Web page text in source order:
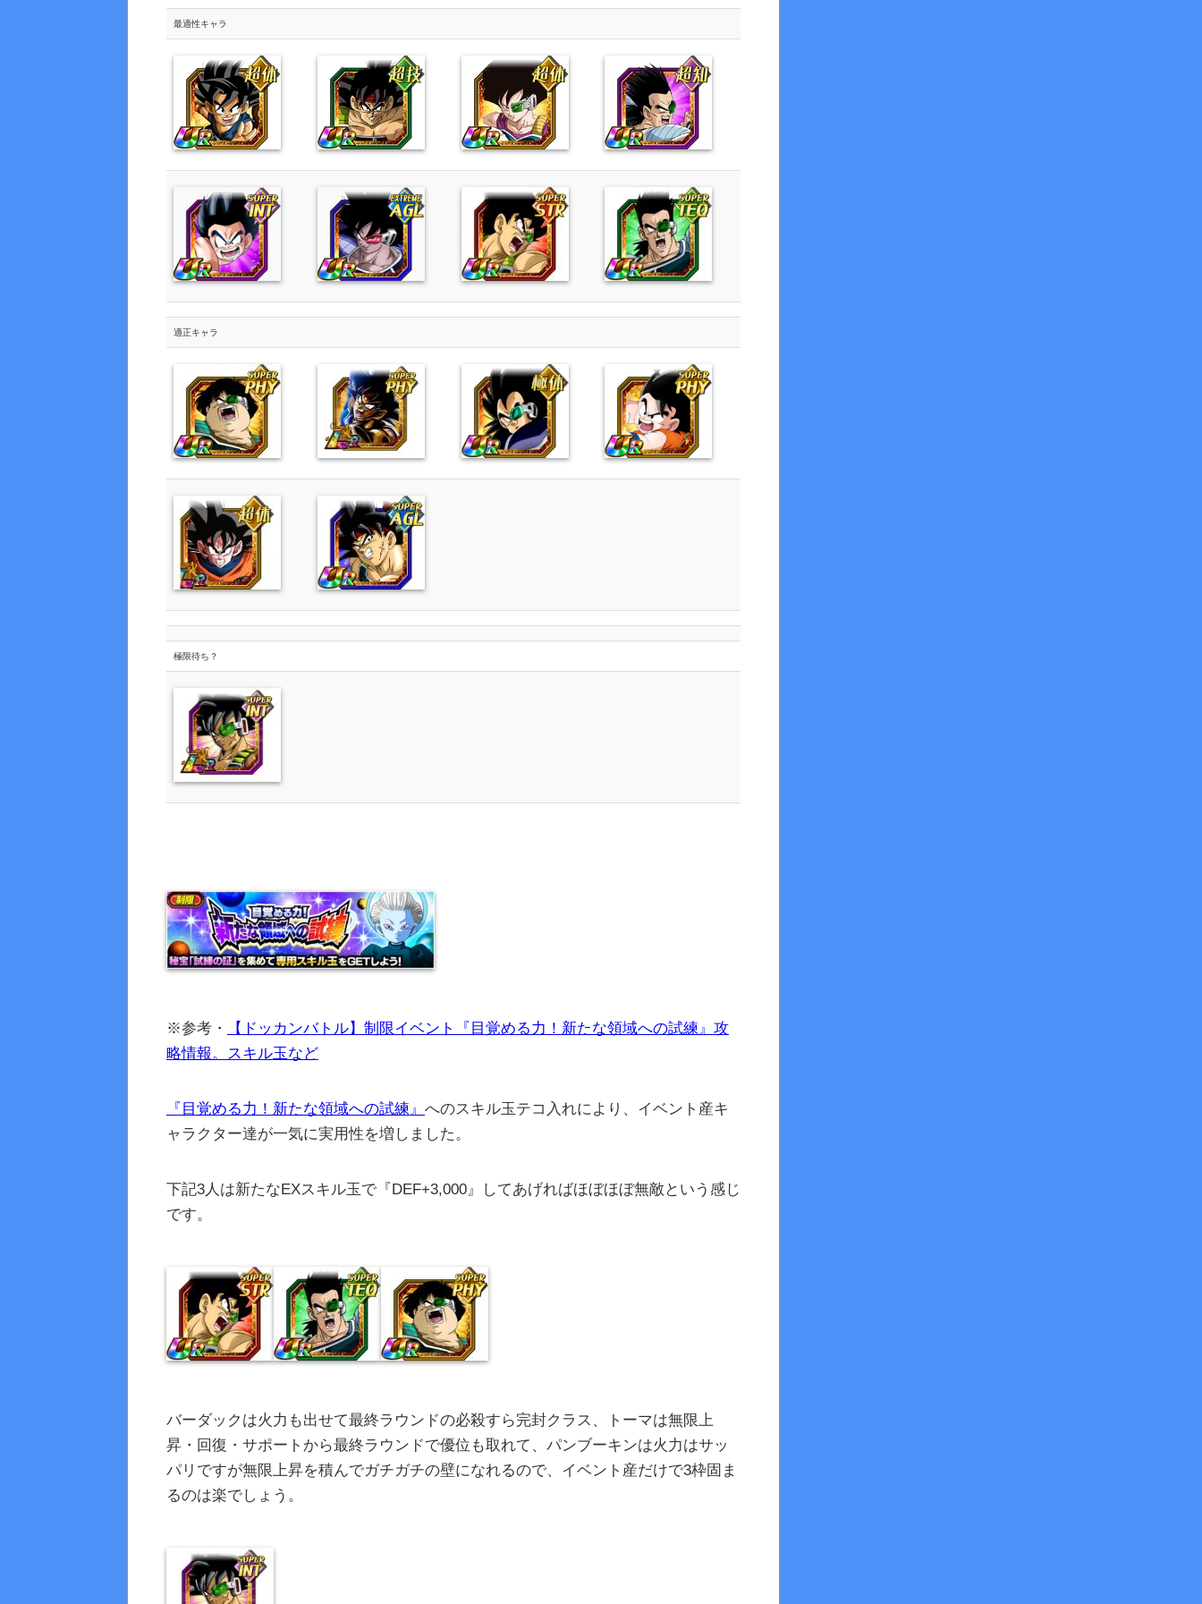
最適性キャラ
適正キャラ
極限待ち？
※参考・
【ドッカンバトル】制限イベント『目覚める力！新たな領域への試練』攻
略情報。スキル玉など
『目覚める力！新たな領域への試練』 へのスキル玉テコ入れにより、イベント産キ
ャラクター達が一気に実用性を増しました。
下記3人は新たなEXスキル玉で『DEF+3,000』してあげればほぼほぼ無敵という感じ
です。
バーダックは火力も出せて最終ラウンドの必殺すら完封クラス、トーマは無限上
昇・回復・サポートから最終ラウンドで優位も取れて、パンブーキンは火力はサッ
パリですが無限上昇を積んでガチガチの壁になれるので、イベント産だけで3枠固ま
るのは楽でしょう。